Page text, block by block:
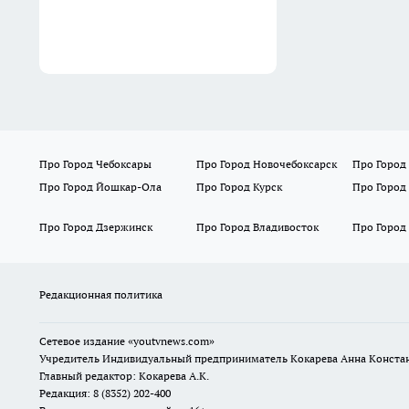
Про Город Чебоксары Про Город Новочебоксарск Про Город
Про Город Йошкар-Ола
Про Город Курск Про
Про Город Дзержинск
Про Город Владивосток Про Город
Редакционная политика
Сетевое издание «youtvnews.com»
Учредитель Индивидуальный предприниматель Кокарева Анна
Главный редактор: Кокарева А.К.
Редакция: 8 (8352) 202-400